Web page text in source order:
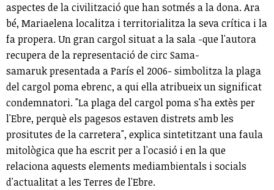
aspectes de la civilització que han sotmés a la dona. Ara
bé, Mariaelena localitza i territorialitza la seva crítica i la
fa propera. Un gran cargol situat a la sala -que l'autora
recupera de la representació de circ Sama-
samaruk presentada a París el 2006- simbolitza la plaga
del cargol poma ebrenc, a qui ella atribueix un significat
condemnatori. "La plaga del cargol poma s'ha extès per
l'Ebre, perquè els pagesos estaven distrets amb les
prositutes de la carretera", explica sintetitzant una faula
mitològica que ha escrit per a l'ocasió i en la que
relaciona aquests elements mediambientals i socials
d'actualitat a les Terres de l'Ebre.